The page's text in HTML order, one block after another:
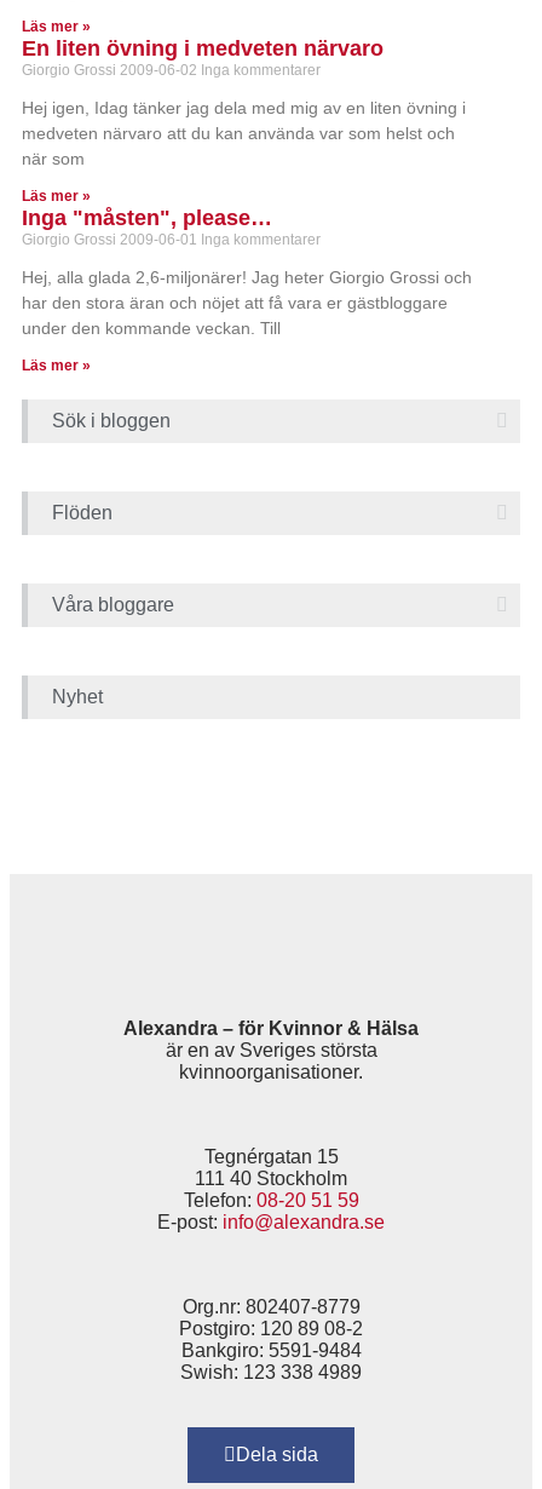
Läs mer »
En liten övning i medveten närvaro
Giorgio Grossi 2009-06-02 Inga kommentarer
Hej igen, Idag tänker jag dela med mig av en liten övning i
medveten närvaro att du kan använda var som helst och
när som
Läs mer »
Inga "måsten", please…
Giorgio Grossi 2009-06-01 Inga kommentarer
Hej, alla glada 2,6-miljonärer! Jag heter Giorgio Grossi och
har den stora äran och nöjet att få vara er gästbloggare
under den kommande veckan. Till
Läs mer »
Sök i bloggen
Flöden
Våra bloggare
Nyhet
Alexandra – för Kvinnor & Hälsa
är en av Sveriges största
kvinnoorganisationer.
Tegnérgatan 15
111 40 Stockholm
Telefon: 08-20 51 59
E-post: info@alexandra.se
Org.nr: 802407-8779
Postgiro: 120 89 08-2
Bankgiro: 5591-9484
Swish: 123 338 4989
Dela sida